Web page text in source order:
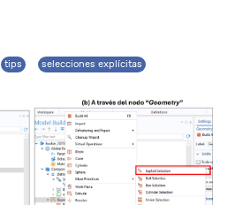
tips selecciones explícitas